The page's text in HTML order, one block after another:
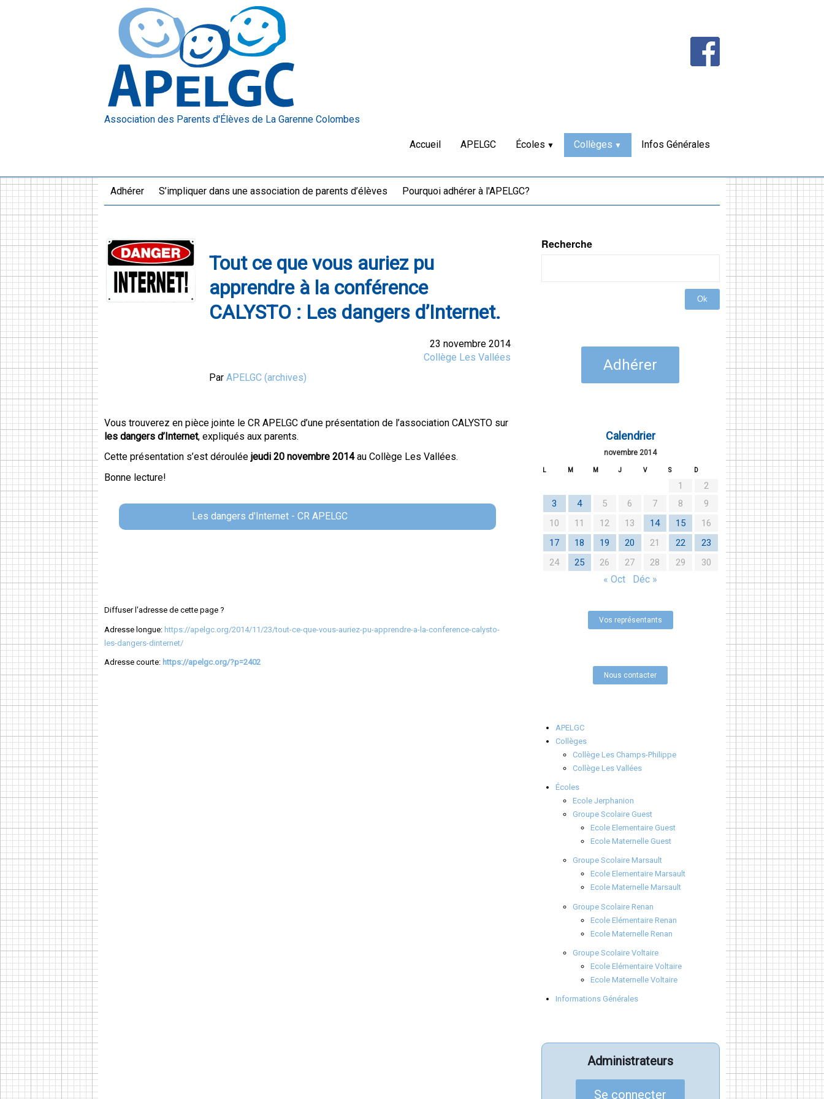
Association des Parents d'Élèves de La Garenne Colombes
Accueil APELGC Écoles Collèges Infos Générales
Adhérer S’impliquer dans une association de parents d’élèves Pourquoi adhérer à l'APELGC?
Tout ce que vous auriez pu
apprendre à la conférence
CALYSTO : Les dangers d’Internet.
23 novembre 2014
Collège Les Vallées
Par APELGC (archives)
Vous trouverez en pièce jointe le CR APELGC d’une présentation de l’association CALYSTO sur
les dangers d’Internet, expliqués aux parents.
Cette présentation s’est déroulée jeudi 20 novembre 2014au Collège Les Vallées.
Bonne lecture!
Les dangers d'Internet - CR APELGC
Diffuser l'adresse de cette page ?
Adresse longue: https://apelgc.org/2014/11/23/tout-ce-que-vous-auriez-pu-apprendre-a-la-conference-calysto-
les-dangers-dinternet/
Adresse courte: https://apelgc.org/?p=2402
Recherche
Ok
Adhérer
Calendrier
novembre 2014
L M M J V S D
1
2
3
4 5 6 7 8
9
10
11 12 13 14 15
16
17
18 19 20 21 22
23
24
25 26 27 28 29 30
« Oct Déc »
Vos représentants
Nous contacter
APELGC
Collèges
Collège Les Champs-Philippe
Collège Les Vallées
Écoles
Ecole Jerphanion
Groupe Scolaire Guest
Ecole Elementaire Guest
Ecole Maternelle Guest
Groupe Scolaire Marsault
Ecole Elementaire Marsault
Ecole Maternelle Marsault
Groupe Scolaire Renan
Ecole Elémentaire Renan
Ecole Maternelle Renan
Groupe Scolaire Voltaire
Ecole Elémentaire Voltaire
Ecole Maternelle Voltaire
Informations Générales
Administrateurs
Se connecter